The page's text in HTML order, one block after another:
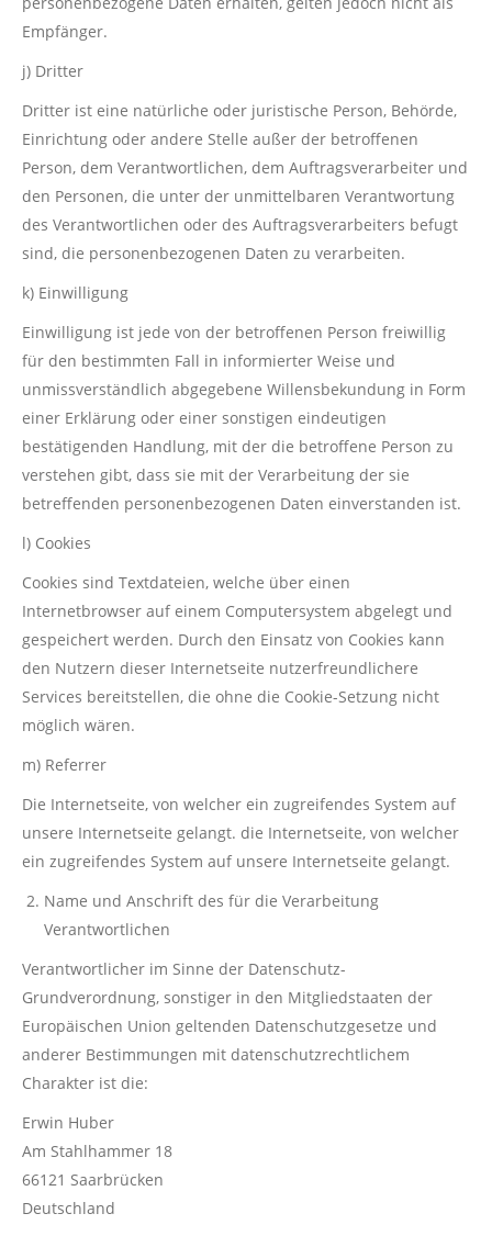
Empfänger.
j) Dritter
Dritter ist eine natürliche oder juristische Person, Behörde,
Einrichtung oder andere Stelle außer der betroffenen
Person, dem Verantwortlichen, dem Auftragsverarbeiter und
den Personen, die unter der unmittelbaren Verantwortung
des Verantwortlichen oder des Auftragsverarbeiters befugt
sind, die personenbezogenen Daten zu verarbeiten.
k) Einwilligung
Einwilligung ist jede von der betroffenen Person freiwillig
für den bestimmten Fall in informierter Weise und
unmissverständlich abgegebene Willensbekundung in Form
einer Erklärung oder einer sonstigen eindeutigen
bestätigenden Handlung, mit der die betroffene Person zu
verstehen gibt, dass sie mit der Verarbeitung der sie
betreffenden personenbezogenen Daten einverstanden ist.
l) Cookies
Cookies sind Textdateien, welche über einen
Internetbrowser auf einem Computersystem abgelegt und
gespeichert werden. Durch den Einsatz von Cookies kann
den Nutzern dieser Internetseite nutzerfreundlichere
Services bereitstellen, die ohne die Cookie-Setzung nicht
möglich wären.
m) Referrer
Die Internetseite, von welcher ein zugreifendes System auf
unsere Internetseite gelangt. die Internetseite, von welcher
ein zugreifendes System auf unsere Internetseite gelangt.
Name und Anschrift des für die Verarbeitung
Verantwortlichen
Verantwortlicher im Sinne der Datenschutz-
Grundverordnung, sonstiger in den Mitgliedstaaten der
Europäischen Union geltenden Datenschutzgesetze und
anderer Bestimmungen mit datenschutzrechtlichem
Charakter ist die:
Erwin Huber
Am Stahlhammer 18
66121 Saarbrücken
Deutschland